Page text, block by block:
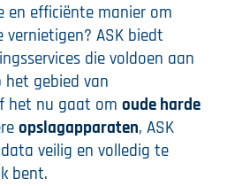
en efficiënte manier om
ASK biedt
die voldoen aan
gebied van
het nu gaat om oude harde
opslagapparaten, ASK
veilig en volledig te
bent.